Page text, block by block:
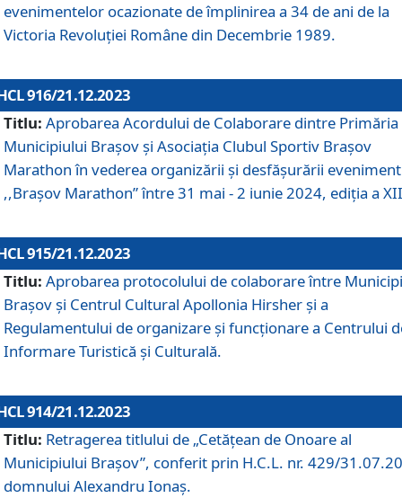
evenimentelor ocazionate de împlinirea a 34 de ani de la
Victoria Revoluţiei Române din Decembrie 1989.
916/21.12.2023
Titlu: Aprobarea Acordului de Colaborare dintre Primăria
Municipiului Brașov și Asociația Clubul Sportiv Brașov
Marathon în vederea organizării și desfășurării
,,Brașov Marathon” între 31 mai - 2 iunie 2024, ediția a
915/21.12.2023
Titlu: Aprobarea protocolului de colaborare între
Brașov și Centrul Cultural Apollonia Hirsher și a
Regulamentului de organizare și funcționare a Centrului
Informare Turistică și Culturală.
914/21.12.2023
Titlu: Retragerea titlului de „Cetățean de Onoare al
Municipiului Brașov”, conferit prin H.C.L. nr. 429/
domnului Alexandru Ionaș.